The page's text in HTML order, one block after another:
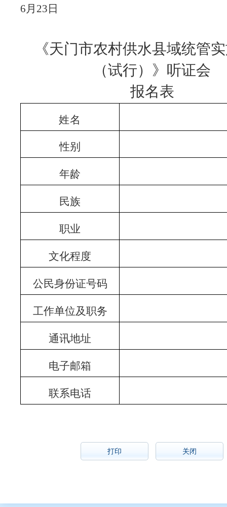
6月 23 日
《天门市农村供水县域统管
（试行）》听证会
报名表
姓名
性别
年龄
民族
职业
文化程度
公民身份证号码
工作单位及职务
通讯地址
电子邮箱
联系电话
打印 关闭